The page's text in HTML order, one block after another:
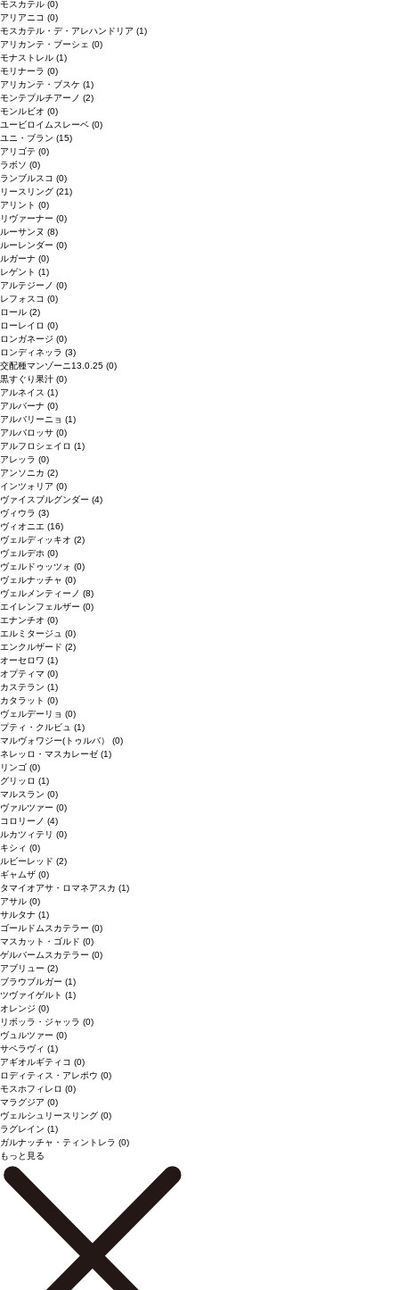
モスカテル (0)
アリアニコ (0)
モスカテル・デ・アレハンドリア (1)
アリカンテ・ブーシェ (0)
モナストレル (1)
モリナーラ (0)
アリカンテ・ブスケ (1)
モンテプルチアーノ (2)
モンルビオ (0)
ユービロイムスレーベ (0)
ユニ・ブラン (15)
アリゴテ (0)
ラボソ (0)
ランブルスコ (0)
リースリング (21)
アリント (0)
リヴァーナー (0)
ルーサンヌ (8)
ルーレンダー (0)
ルガーナ (0)
レゲント (1)
アルテジーノ (0)
レフォスコ (0)
ロール (2)
ローレイロ (0)
ロンガネージ (0)
ロンディネッラ (3)
交配種マンゾーニ13.0.25 (0)
黒すぐり果汁 (0)
アルネイス (1)
アルバーナ (0)
アルバリーニョ (1)
アルバロッサ (0)
アルフロシェイロ (1)
アレッラ (0)
アンソニカ (2)
インツォリア (0)
ヴァイスブルグンダー (4)
ヴィウラ (3)
ヴィオニエ (16)
ヴェルディッキオ (2)
ヴェルデホ (0)
ヴェルドゥッツォ (0)
ヴェルナッチャ (0)
ヴェルメンティーノ (8)
エイレンフェルザー (0)
エナンチオ (0)
エルミタージュ (0)
エンクルザード (2)
オーセロワ (1)
オプティマ (0)
カステラン (1)
カタラット (0)
ヴェルデーリョ (0)
プティ・クルビュ (1)
マルヴォワジー(トゥルバ） (0)
ネレッロ・マスカレーゼ (1)
リンゴ (0)
グリッロ (1)
マルスラン (0)
ヴァルツァー (0)
コロリーノ (4)
ルカツィテリ (0)
キシィ (0)
ルビーレッド (2)
ギャムザ (0)
タマイオアサ・ロマネアスカ (1)
アサル (0)
サルタナ (1)
ゴールドムスカテラー (0)
マスカット・ゴルド (0)
ゲルバームスカテラー (0)
アブリュー (2)
ブラウブルガー (1)
ツヴァイゲルト (1)
オレンジ (0)
リボッラ・ジャッラ (0)
ヴュルツァー (0)
サペラヴィ (1)
アギオルギティコ (0)
ロディティス・アレポウ (0)
モスホフィレロ (0)
マラグジア (0)
ヴェルシュリースリング (0)
ラグレイン (1)
ガルナッチャ・ティントレラ (0)
もっと見る